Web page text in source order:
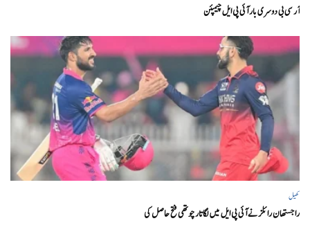
آر سی بی دوسری بار آئی پی ایل چیمپئن
کھیل
راجستھان رائلز نے آئی پی ایل میں لگاتار چوتھی فتح حاصل کی